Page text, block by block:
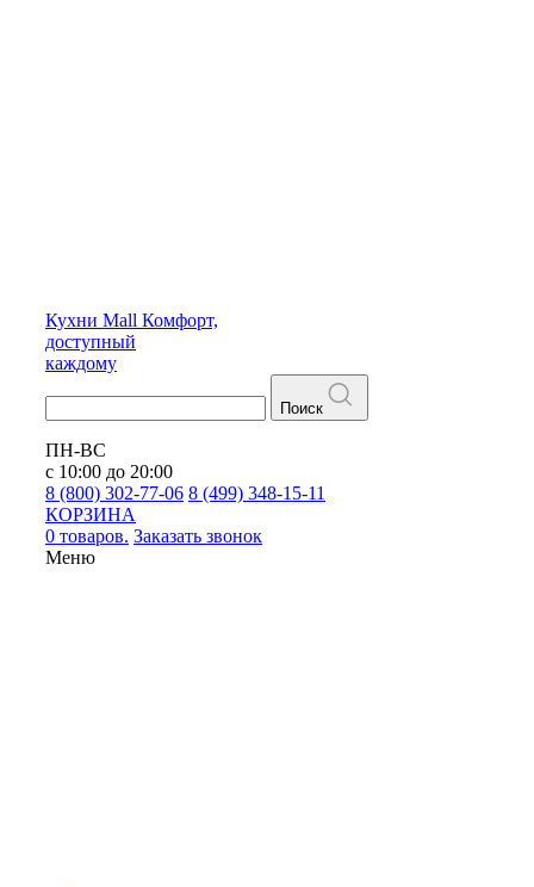
Кухни Mall Комфорт,
доступный
каждому
Поиск
ПН-ВС
с 10:00 до 20:00
8 (800) 302-77-06 8 (499) 348-15-11
КОРЗИНА
0 товаров. Заказать звонок
Меню